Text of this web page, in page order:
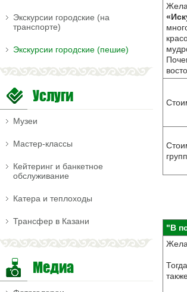
"В
Экскурсии городские (на
транспорте)
Экскурсии городские (пешие)
Услуги
Музеи
Мастер-классы
Кейтеринг и банкетное
обслуживание
Катера и теплоходы
Трансфер в Казани
Медиа